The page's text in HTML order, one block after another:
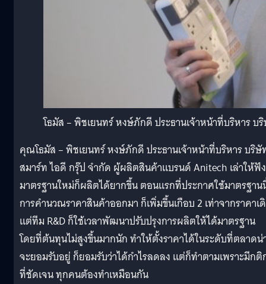
โธมัส – พิชเยนทร์ หงษ์ภักดี ประธานเจ้าหน้าที่บริหาร
คุณโธมัส – พิชเยนทร์ หงษ์ภักดี ประธานเจ้าหน้าที่บริหาร บริษั
สมาร์ท ไอดี กรุ๊ป จำกัด ผู้ผลิตสินค้าแบรนด์ Anitech เล่าให้ฟั
มาตรฐานใหม่ก็ผลิตได้ยากขึ้น ตอนแรกที่ประกาศใช้มาตรฐา
การคำนวณราคาสินค้าออกมา ก็เพิ่มขึ้นเกือบ 2 เท่าจากราคาเ
แต่ทีม R&D ก็ใช้เวลาพัฒนาปรับปรุงการผลิตให้ได้มาตรฐาน
โดยที่ต้นทุนไม่สูงขึ้นมากนัก ทำให้ตั้งราคาได้ในระดับที่ตลาดน่
จะยอมรับอยู่ ก็ยอมรับว่าได้กำไรลดลง แต่ก็ทำตามเพราะมีกติ
ที่ชัดเจน ทุกคนต้องทำเหมือนกัน